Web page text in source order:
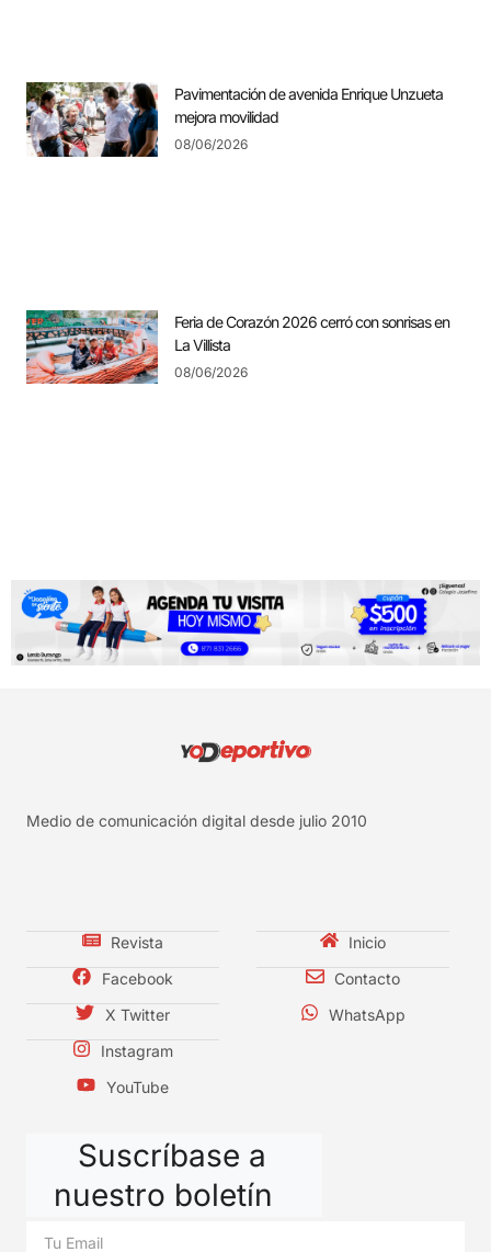
Pavimentación de avenida Enrique Unzueta
mejora movilidad
08/06/2026
Feria de Corazón 2026 cerró con sonrisas en
La Villista
08/06/2026
Medio de comunicación digital desde julio 2010
Revista
Facebook
X Twitter
Instagram
YouTube
Inicio
Contacto
WhatsApp
Suscríbase a
nuestro boletín